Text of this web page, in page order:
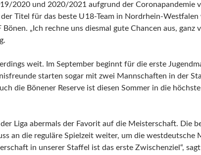
2020 und 2020/2021 aufgrund der Coronapandemie
Titel für das beste U 18-Team in Nordrhein-
„Ich rechne uns diesmal gute Chancen aus, ganz
weit. Im September beginnt für die erste
starten sogar mit zwei Mannschaften in der
die Bönener Reserve ist diesen Sommer in die
Liga abermals der Favorit auf die Meisterschaft. Die
an die reguläre Spielzeit weiter, um die westdeutsche
in unserer Staffel ist das erste Zwischenziel“,